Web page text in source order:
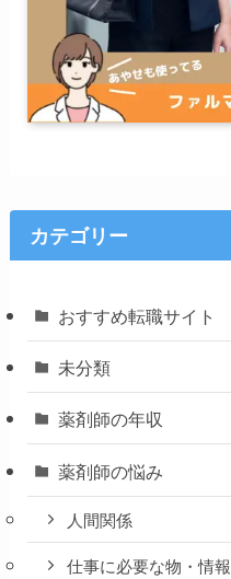
カテゴリー
おすすめ転職サイト
未分類
薬剤師の年収
薬剤師の悩み
人間関係
仕事に必要な物・情報